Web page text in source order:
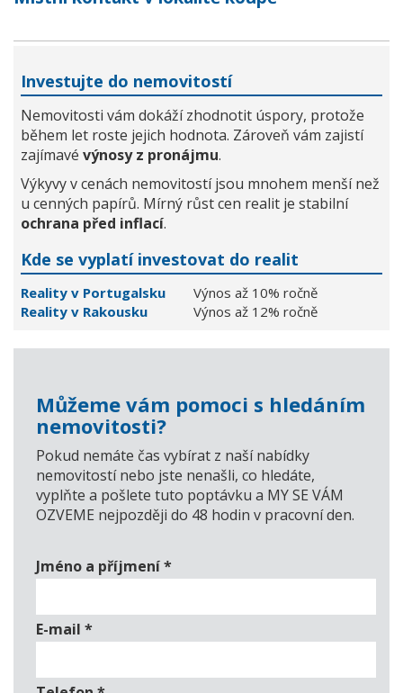
Investujte do nemovitostí
Nemovitosti vám dokáží zhodnotit úspory, protože
během let roste jejich hodnota. Zároveň vám zajistí
zajímavé výnosy z pronájmu.
Výkyvy v cenách nemovitostí jsou mnohem menší než
u cenných papírů. Mírný růst cen realit je stabilní
ochrana před inflací.
Kde se vyplatí investovat do realit
Reality v Portugalsku
Výnos až 10% ročně
Reality v Rakousku
Výnos až 12% ročně
Můžeme vám pomoci s hledáním
nemovitosti?
Pokud nemáte čas vybírat z naší nabídky
nemovitostí nebo jste nenašli, co hledáte,
vyplňte a pošlete tuto poptávku a MY SE VÁM
OZVEME nejpozději do 48 hodin v pracovní den.
Jméno a příjmení*
E-mail *